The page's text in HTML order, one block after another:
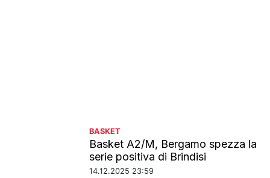
BASKET
Basket A2/M, Bergamo spezza la
serie positiva di Brindisi
14.12.2025 23:59